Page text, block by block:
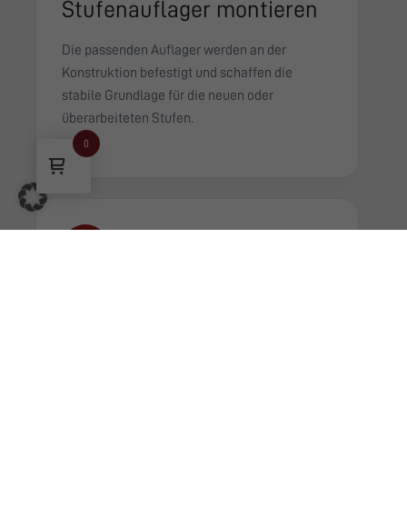
Stufenauflager montieren
Die passenden Auflager werden an der
Konstruktion befestigt und schaffen die
stabile Grundlage für die neuen oder
überarbeiteten Stufen.
0